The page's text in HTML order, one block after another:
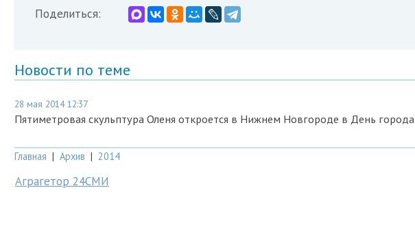
Поделиться:
Новости по теме
28 мая 2014 12:37
Пятиметровая скульптура Оленя откроется в Нижнем Новгороде в День города
Главная | Архив | 2014
Аграгетор 24СМИ